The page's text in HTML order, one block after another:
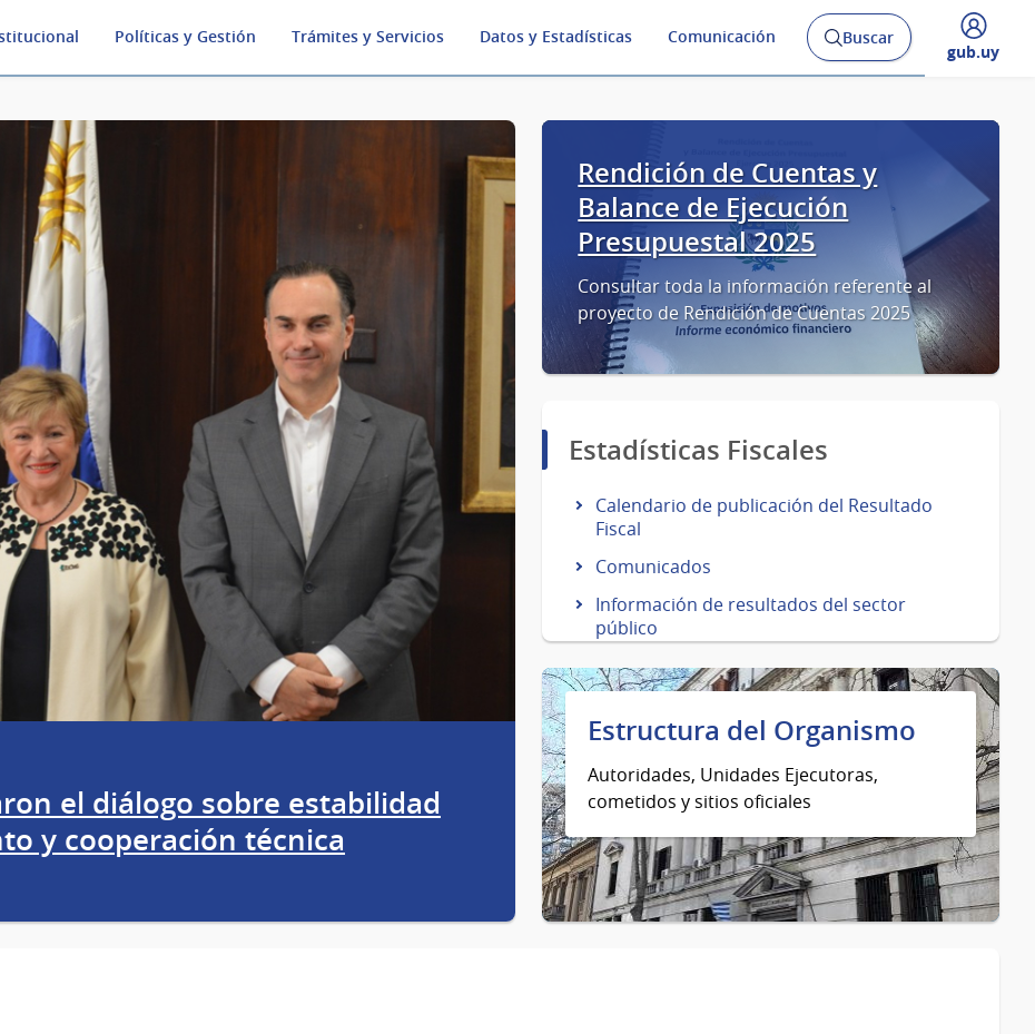
Políticas y Gestión Trámites y Servicios Datos y Estadísticas Comunicación
Abrir
buscador
Buscar
Desplegar
gub.uy
el diálogo sobre estabilidad
y cooperación técnica
Rendición de Cuentas y
Balance de Ejecución
Presupuestal 2025
Consultar toda la información referente al
proyecto de Rendición de Cuentas 2025
Estadísticas Fiscales
Calendario de publicación del Resultado
Fiscal
Comunicados
Información de resultados del sector
público
Estructura del Organismo
Autoridades, Unidades Ejecutoras,
cometidos y sitios oficiales